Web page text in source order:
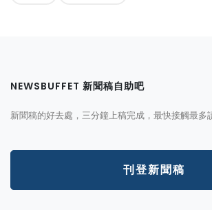
NEWSBUFFET 新聞稿自助吧
新聞稿的好去處，三分鐘上稿完成，最快接觸最多
刊登新聞稿